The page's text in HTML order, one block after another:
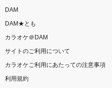
DAM
DAM★とも
カラオケ＠DAM
サイトのご利用について
カラオケご利用にあたっての注意事項
利用規約